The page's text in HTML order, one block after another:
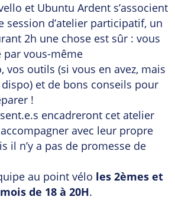
et Ubuntu Ardent s’associent
session d’atelier participatif, un
2h une chose est sûr : vous
par vous-même
vos outils (si vous en avez, mais
et de bons conseils pour
!
encadreront cet atelier
avec leur propre
il n’y a pas de promesse de
au point vélo les 2èmes et
de 18 à 20H.